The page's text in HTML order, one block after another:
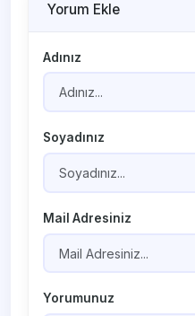
Yorum Ekle
Adınız
Soyadınız
Mail Adresiniz
Yorumunuz